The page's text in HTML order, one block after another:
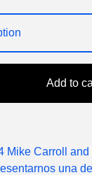
Add to
Mike Carroll
una